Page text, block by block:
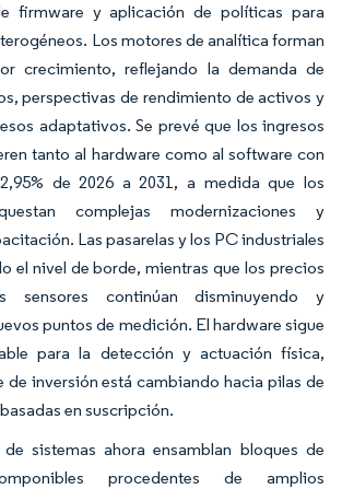
firmware y aplicación de políticas para
Los motores de analítica forman
crecimiento, reflejando la demanda de
perspectivas de rendimiento de activos y
adaptativos. Se prevé que los ingresos
tanto al hardware como al software con
de 2026 a 2031, a medida que los
complejas modernizaciones y
Las pasarelas y los PC industriales
el nivel de borde, mientras que los precios
sensores continúan disminuyendo y
puntos de medición. El hardware sigue
para la detección y actuación física,
de inversión está cambiando hacia pilas de
en suscripción.
sistemas ahora ensamblan bloques de
procedentes de amplios